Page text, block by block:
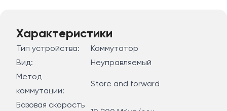
Характеристики
Тип устройства:
Коммутатор
Вид:
Неуправляемый
Метод
коммутации:
Store and forward
Базовая скорость